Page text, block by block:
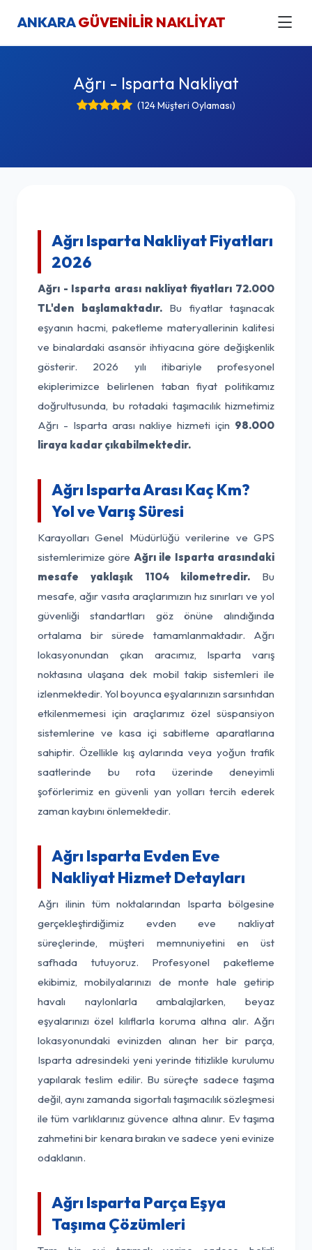
ANKARAGÜVENİLİR NAKLİYAT
Ağrı - Isparta Nakliyat
(124 Müşteri Oylaması)
Ağrı Isparta Nakliyat Fiyatları
2026
Ağrı - Isparta arası nakliyat fiyatları 72.000
TL'den başlamaktadır.Bu fiyatlar taşınacak
eşyanın hacmi, paketleme materyallerinin kalitesi
ve binalardaki asansör ihtiyacına göre değişkenlik
gösterir. 2026 yılı itibariyle profesyonel
ekiplerimizce belirlenen taban fiyat politikamız
doğrultusunda, bu rotadaki taşımacılık hizmetimiz
Ağrı - Isparta arası nakliye hizmeti için 98.000
liraya kadar çıkabilmektedir.
Ağrı Isparta Arası Kaç Km?
Yol ve Varış Süresi
Karayolları Genel Müdürlüğü verilerine ve GPS
sistemlerimize göre Ağrı ile Isparta arasındaki
mesafe yaklaşık 1104 kilometredir. Bu
mesafe, ağır vasıta araçlarımızın hız sınırları ve yol
güvenliği standartları göz önüne alındığında
ortalama bir sürede tamamlanmaktadır. Ağrı
lokasyonundan çıkan aracımız, Isparta varış
noktasına ulaşana dek mobil takip sistemleri ile
izlenmektedir. Yol boyunca eşyalarınızın sarsıntıdan
etkilenmemesi için araçlarımız özel süspansiyon
sistemlerine ve kasa içi sabitleme aparatlarına
sahiptir. Özellikle kış aylarında veya yoğun trafik
saatlerinde bu rota üzerinde deneyimli
şoförlerimiz en güvenli yan yolları tercih ederek
zaman kaybını önlemektedir.
Ağrı Isparta Evden Eve
Nakliyat Hizmet Detayları
Ağrı ilinin tüm noktalarından Isparta bölgesine
gerçekleştirdiğimiz evden eve nakliyat
süreçlerinde, müşteri memnuniyetini en üst
safhada tutuyoruz. Profesyonel paketleme
ekibimiz, mobilyalarınızı de monte hale getirip
havalı naylonlarla ambalajlarken, beyaz
eşyalarınızı özel kılıflarla koruma altına alır. Ağrı
lokasyonundaki evinizden alınan her bir parça,
Isparta adresindeki yeni yerinde titizlikle kurulumu
yapılarak teslim edilir. Bu süreçte sadece taşıma
değil, aynı zamanda sigortalı taşımacılık sözleşmesi
ile tüm varlıklarınız güvence altına alınır. Ev taşıma
zahmetini bir kenara bırakın ve sadece yeni evinize
odaklanın.
Ağrı Isparta Parça Eşya
Taşıma Çözümleri